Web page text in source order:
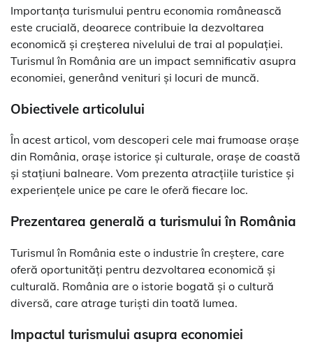
Importanța turismului pentru economia românească
este crucială, deoarece contribuie la dezvoltarea
economică și creșterea nivelului de trai al populației.
Turismul în România are un impact semnificativ asupra
economiei, generând venituri și locuri de muncă.
Obiectivele articolului
În acest articol, vom descoperi cele mai frumoase orașe
din România, orașe istorice și culturale, orașe de coastă
și stațiuni balneare. Vom prezenta atracțiile turistice și
experiențele unice pe care le oferă fiecare loc.
Prezentarea generală a turismului în România
Turismul în România este o industrie în creștere, care
oferă oportunități pentru dezvoltarea economică și
culturală. România are o istorie bogată și o cultură
diversă, care atrage turiști din toată lumea.
Impactul turismului asupra economiei